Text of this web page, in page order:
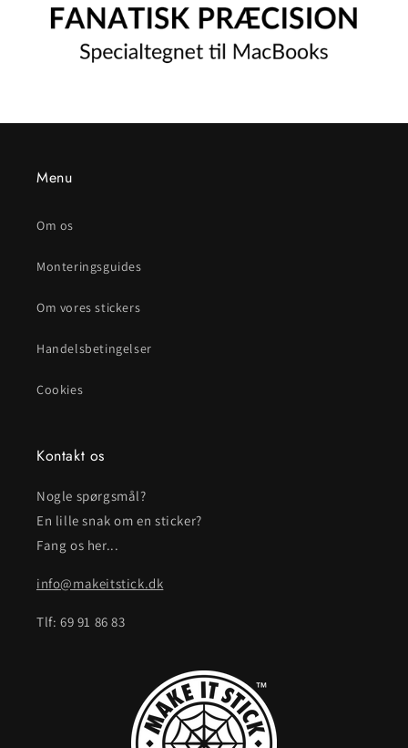
Menu
Om os
Monteringsguides
Om vores stickers
Handelsbetingelser
Cookies
Kontakt os
Nogle spørgsmål?
En lille snak om en sticker?
Fang os her...
info@makeitstick.dk
Tlf: 69 91 86 83